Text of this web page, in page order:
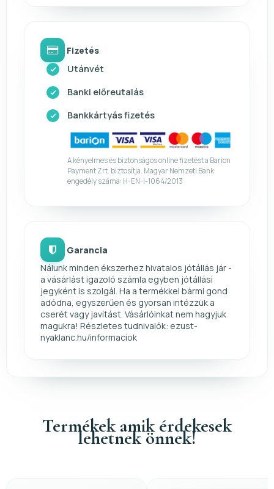
Fizetés
Utánvét
Banki előreutalás
Bankkártyás fizetés
A kényelmes és biztonságos online fizetést a Barion
Payment Zrt. biztosítja. Magyar Nemzeti Bank
engedély száma: H-EN-I-1064/2013
Garancia
Nálunk minden ékszerhez hivatalos jótállás jár -
a vásárlást igazoló számla egyben jótállási
jegyként is szolgál. Ha a termékkel bármi gond
adódna, egyszerűen és gyorsan intézzük a
cserét vagy javítást. Vásárlóinkat nem hagyjuk
magukra! Részletes tudnivalók: ezust-
nyaklanc.hu/informaciok
Termékek amik érdekesek
lehetnek önnek!